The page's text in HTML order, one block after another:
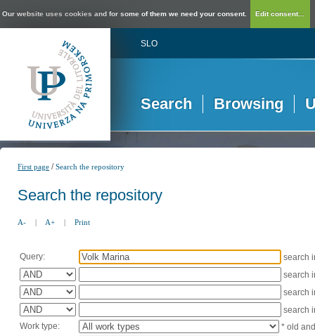
Our website uses cookies and for some of them we need your consent. Edit consent...
SLO
Search Browsing
First page /Search the repository
Search the repository
A- | A+ | Print
Query:
search
search
search
search
Work type:
* old